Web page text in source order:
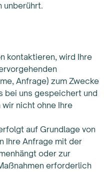
unberührt.
kontaktieren, wird Ihre
Anfrage) zum Zwecke
bei uns gespeichert und
nicht ohne Ihre
auf Grundlage von
Ihre Anfrage mit der
oder zur
erforderlich